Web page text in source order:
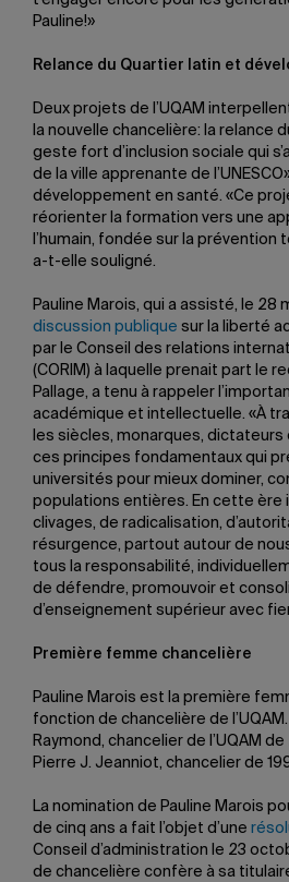
Pauline!»
Relance du Quartier latin et
Deux projets de l’UQAM
la nouvelle chancelière: la relance
geste fort d’inclusion sociale qui
de la ville apprenante de
développement en santé. «Ce
réorienter la formation vers une
l’humain, fondée sur la prévention
a-t-elle souligné.
Pauline Marois, qui a assisté, le 28
discussion publique sur la liberté
par le Conseil des relations
(CORIM) à laquelle prenait part le
Pallage, a tenu à rappeler
académique et intellectuelle. «À
les siècles, monarques,
ces principes fondamentaux qui
universités pour mieux dominer,
populations entières. En cette ère
clivages, de radicalisation,
résurgence, partout autour de
tous la responsabilité,
de défendre, promouvoir et
d’enseignement supérieur avec
Première femme chancelière
Pauline Marois est la première
fonction de chancelière de
Raymond, chancelier de l’UQAM
Pierre J. Jeanniot, chancelier de
La nomination de Pauline Marois
de cinq ans a fait l’objet d’une
Conseil d’administration le 23
de chancelière confère à sa